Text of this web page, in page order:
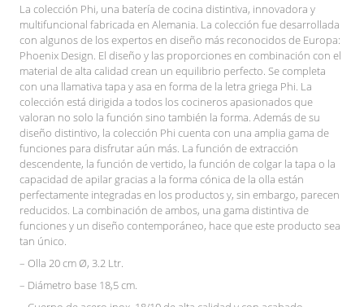
La colección Phi, una batería de cocina distintiva, innovadora y
multifuncional fabricada en Alemania. La colección fue desarrollada
con algunos de los expertos en diseño más reconocidos de Europa:
Phoenix Design. El diseño y las proporciones en combinación con el
material de alta calidad crean un equilibrio perfecto. Se completa
con una llamativa tapa y asa en forma de la letra griega Phi. La
colección está dirigida a todos los cocineros apasionados que
valoran no solo la función sino también la forma. Además de su
diseño distintivo, la colección Phi cuenta con una amplia gama de
funciones para disfrutar aún más. La función de extracción
descendente, la función de vertido, la función de colgar la tapa o la
capacidad de apilar gracias a la forma cónica de la olla están
perfectamente integradas en los productos y, sin embargo, parecen
reducidos. La combinación de ambos, una gama distintiva de
funciones y un diseño contemporáneo, hace que este producto sea
tan único.
– Olla 20 cm Ø, 3.2 Ltr.
– Diámetro base 18,5 cm.